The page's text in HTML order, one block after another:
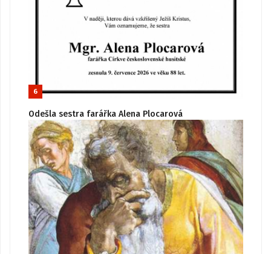
6
Odešla sestra farářka Alena Plocarová